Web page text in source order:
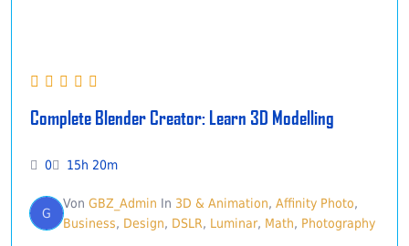
Complete Blender Creator: Learn 3D Modelling
0 15h 20m
G
Von GBZ_Admin In 3D & Animation, Affinity Photo,
Business, Design, DSLR, Luminar, Math, Photography